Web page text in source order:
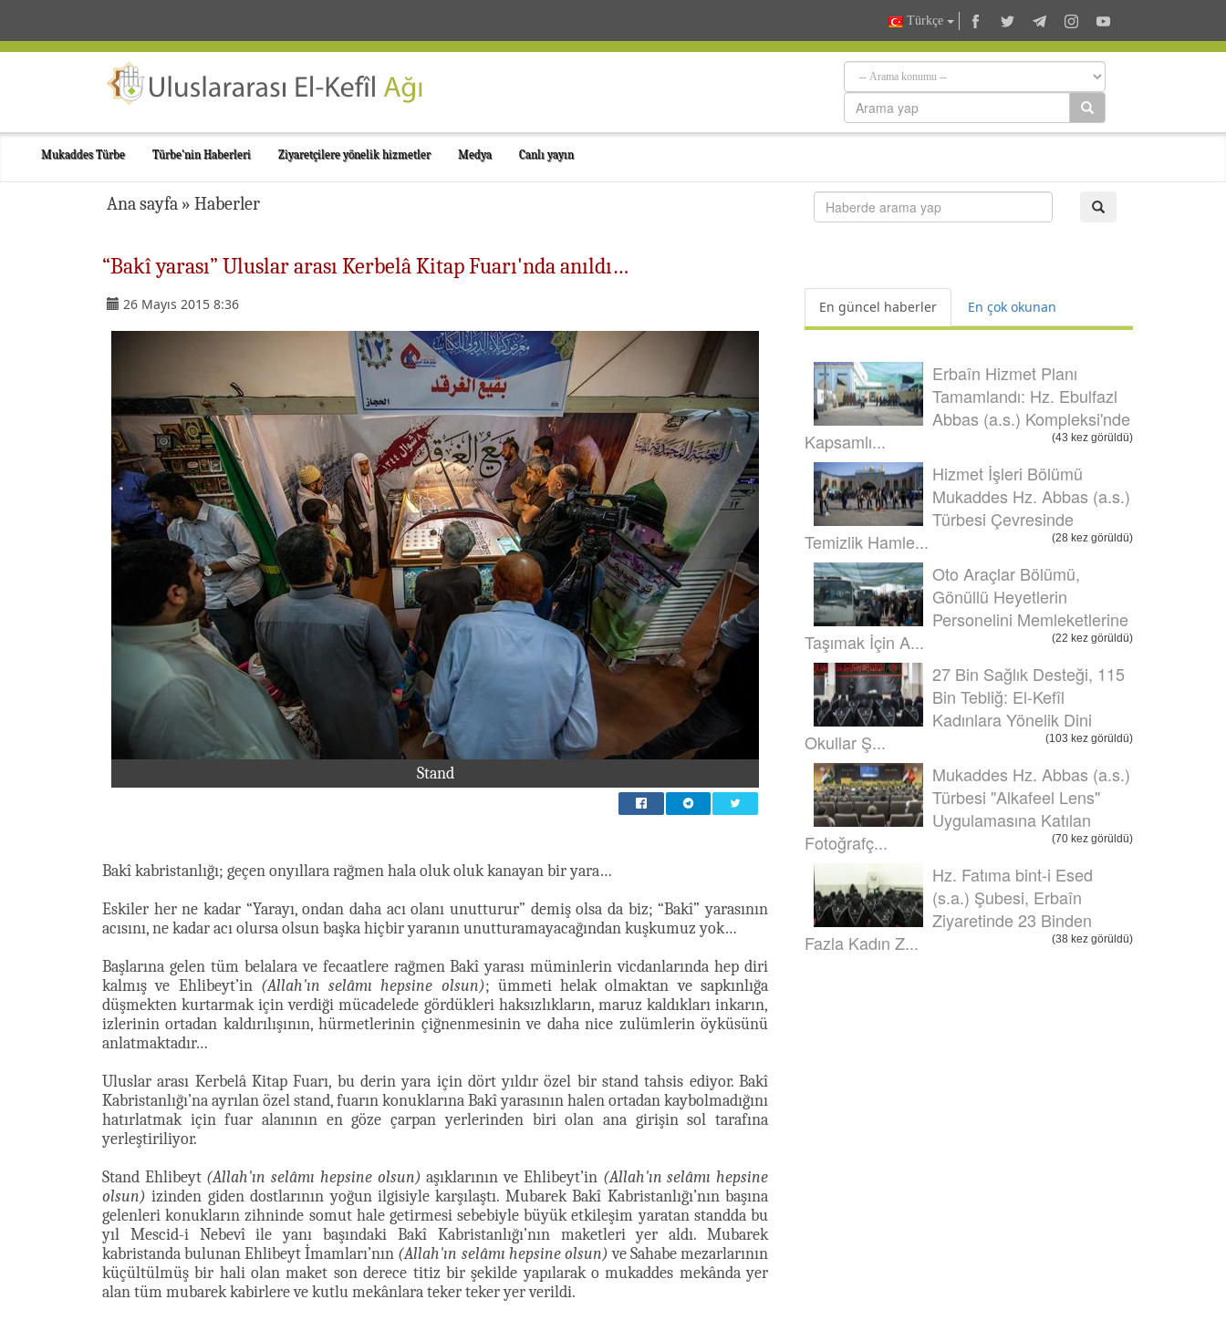
Türkçe
Mukaddes Türbe Türbe'nin Haberleri Ziyaretçilere yönelik hizmetler Medya Canlı yayın
Ana sayfa » Haberler
“Bakî yarası” Uluslar arası Kerbelâ Kitap Fuarı'nda anıldı…
26 Mayıs 2015 8:36
Stand
Bakî kabristanlığı; geçen onyıllara rağmen hala oluk oluk kanayan bir yara…
Eskiler her ne kadar “Yarayı, ondan daha acı olanı unutturur” demiş olsa da biz; “Bakî” yarasının
acısını, ne kadar acı olursa olsun başka hiçbir yaranın unutturamayacağından kuşkumuz yok…
Başlarına gelen tüm belalara ve fecaatlere rağmen Bakî yarası müminlerin vicdanlarında hep diri
kalmış ve Ehlibeyt’in (Allah'ın selâmı hepsine olsun); ümmeti helak olmaktan ve sapkınlığa
düşmekten kurtarmak için verdiği mücadelede gördükleri haksızlıkların, maruz kaldıkları inkarın,
izlerinin ortadan kaldırılışının, hürmetlerinin çiğnenmesinin ve daha nice zulümlerin öyküsünü
anlatmaktadır…
Uluslar arası Kerbelâ Kitap Fuarı, bu derin yara için dört yıldır özel bir stand tahsis ediyor. Bakî
Kabristanlığı’na ayrılan özel stand, fuarın konuklarına Bakî yarasının halen ortadan kaybolmadığını
hatırlatmak için fuar alanının en göze çarpan yerlerinden biri olan ana girişin sol tarafına
yerleştiriliyor.
Stand Ehlibeyt (Allah'ın selâmı hepsine olsun) aşıklarının ve Ehlibeyt’in (Allah'ın selâmı hepsine
olsun) izinden giden dostlarının yoğun ilgisiyle karşılaştı. Mubarek Bakî Kabristanlığı’nın başına
gelenleri konukların zihninde somut hale getirmesi sebebiyle büyük etkileşim yaratan standda bu
yıl Mescid-i Nebevî ile yanı başındaki Bakî Kabristanlığı’nın maketleri yer aldı. Mubarek
kabristanda bulunan Ehlibeyt İmamları’nın (Allah'ın selâmı hepsine olsun)ve Sahabe mezarlarının
küçültülmüş bir hali olan maket son derece titiz bir şekilde yapılarak o mukaddes mekânda yer
alan tüm mubarek kabirlere ve kutlu mekânlara teker teker yer verildi.
En güncel haberler En çok okunan
Erbaîn Hizmet Planı
Tamamlandı: Hz. Ebulfazl
Abbas (a.s.) Kompleksi'nde
Kapsamlı...
(43 kez görüldü)
Hizmet İşleri Bölümü
Mukaddes Hz. Abbas (a.s.)
Türbesi Çevresinde
Temizlik Hamle...
(28 kez görüldü)
Oto Araçlar Bölümü,
Gönüllü Heyetlerin
Personelini Memleketlerine
Taşımak İçin A...
(22 kez görüldü)
27 Bin Sağlık Desteği, 115
Bin Tebliğ: El-Kefîl
Kadınlara Yönelik Dini
Okullar Ş...
(103 kez görüldü)
Mukaddes Hz. Abbas (a.s.)
Türbesi "Alkafeel Lens"
Uygulamasına Katılan
Fotoğrafç...
(70 kez görüldü)
Hz. Fatıma bint-i Esed
(s.a.) Şubesi, Erbaîn
Ziyaretinde 23 Binden
Fazla Kadın Z...
(38 kez görüldü)